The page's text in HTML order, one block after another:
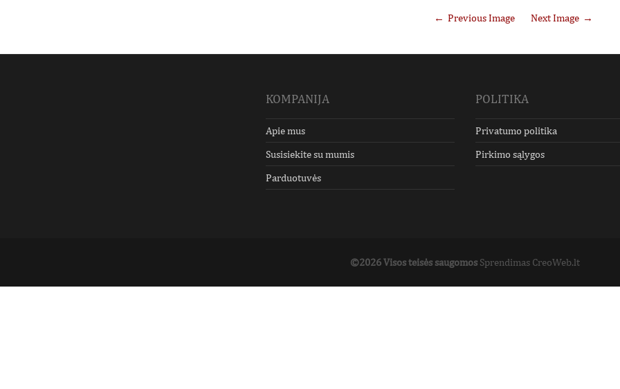
Previous Image Next Image
KOMPANIJA
Apie mus
Susisiekite su mumis
Parduotuvės
POLITIKA
Privatumo politika
Pirkimo sąlygos
©2026 Visos teisės saugomos Sprendimas CreoWeb.lt